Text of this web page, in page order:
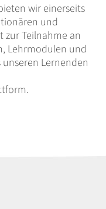
wir einerseits
und
zur Teilnahme an
Lehrmodulen und
Lernenden